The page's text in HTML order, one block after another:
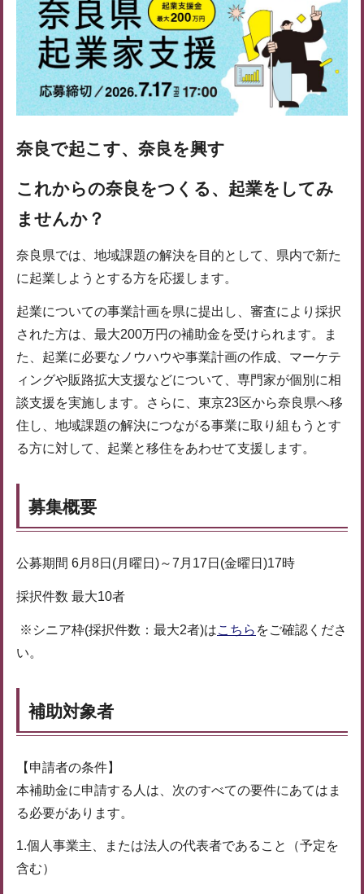
奈良で起こす、奈良を興す
これからの奈良をつくる、起業をしてみ
ませんか？
奈良県では、地域課題の解決を目的として、県内で新た
に起業しようとする方を応援します。
起業についての事業計画を県に提出し、審査により採択
された方は、最大200万円の補助金を受けられます。ま
た、起業に必要なノウハウや事業計画の作成、マーケテ
ィングや販路拡大支援などについて、専門家が個別に相
談支援を実施します。さらに、東京23区から奈良県へ移
住し、地域課題の解決につながる事業に取り組もうとす
る方に対して、起業と移住をあわせて支援します。
募集概要
公募期間 6月8日(月曜日)～7月17日(金曜日)17時
採択件数 最大10者
※シニア枠(採択件数：最大2者)はこちら をご確認くださ
い。
補助対象者
【申請者の条件】
本補助金に申請する人は、次のすべての要件にあてはま
る必要があります。
1.個人事業主、または法人の代表者であること（予定を
含む）